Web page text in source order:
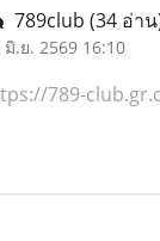
789club (34 อ่า
มิ.ย. 2569 16:10
789-